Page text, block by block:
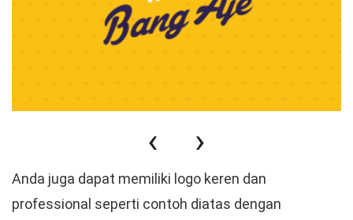
‹ ›
Anda juga dapat memiliki logo keren dan
professional seperti contoh diatas dengan